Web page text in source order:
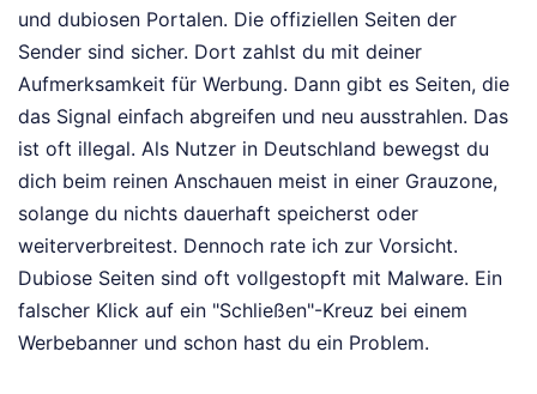
und dubiosen Portalen. Die offiziellen Seiten der
Sender sind sicher. Dort zahlst du mit deiner
Aufmerksamkeit für Werbung. Dann gibt es Seiten, die
das Signal einfach abgreifen und neu ausstrahlen. Das
ist oft illegal. Als Nutzer in Deutschland bewegst du
dich beim reinen Anschauen meist in einer Grauzone,
solange du nichts dauerhaft speicherst oder
weiterverbreitest. Dennoch rate ich zur Vorsicht.
Dubiose Seiten sind oft vollgestopft mit Malware. Ein
falscher Klick auf ein "Schließen"-Kreuz bei einem
Werbebanner und schon hast du ein Problem.